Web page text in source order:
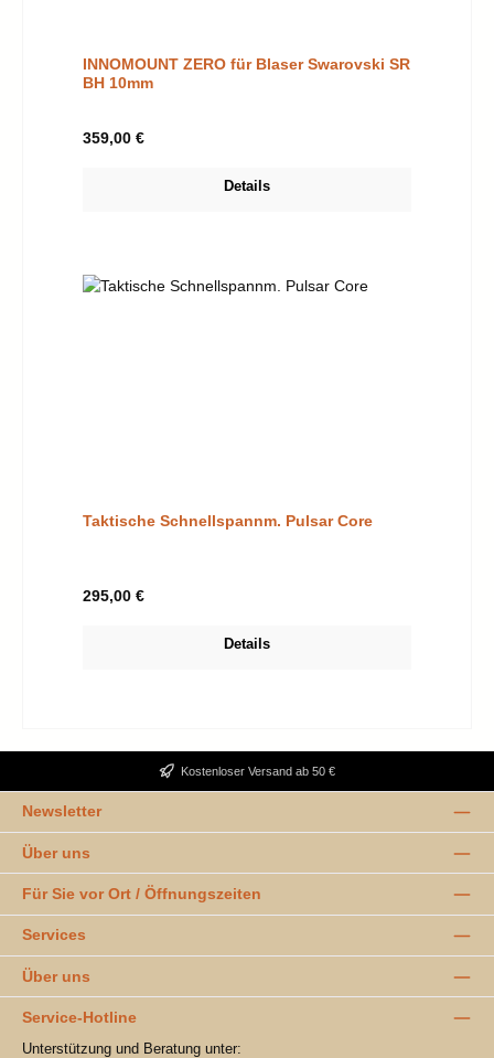
INNOMOUNT ZERO für Blaser Swarovski SR
BH 10mm
Regulärer Preis:
359,00 €
Details
Taktische Schnellspannm. Pulsar Core
Regulärer Preis:
295,00 €
Details
Kostenloser Versand ab 50 €
Newsletter
Über uns
Für Sie vor Ort / Öffnungszeiten
Services
Über uns
Service-Hotline
Unterstützung und Beratung unter: